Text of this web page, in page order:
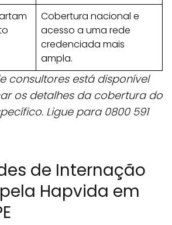
Cobertura nacional e
acesso a uma rede
credenciada mais
ampla.
consultores está disponível
os detalhes da cobertura do
Ligue para 0800 591
de Internação
Hapvida em